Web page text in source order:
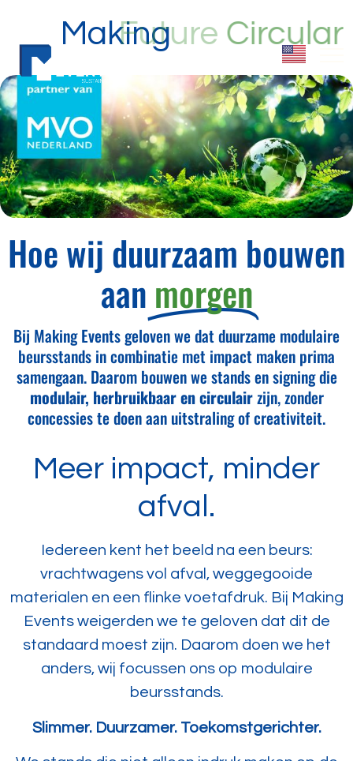
Making Future
Hoe wij duurzaam bouwen
aan morgen
Bij Making Events geloven we dat duurzame modulaire
beursstands in combinatie met impact maken prima
samengaan. Daarom bouwen we stands en signing die
modulair, herbruikbaar en circulairzijn, zonder
concessies te doen aan uitstraling of creativiteit.
Meer impact, minder
afval.
Iedereen kent het beeld na een beurs:
vrachtwagens vol afval, weggegooide
materialen en een flinke voetafdruk. Bij Making
Events weigerden we te geloven dat dit de
standaard moest zijn. Daarom doen we het
anders, wij focussen ons op modulaire
beursstands.
Slimmer. Duurzamer. Toekomstgerichter.